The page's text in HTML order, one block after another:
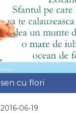
cu flori
2016-06-19